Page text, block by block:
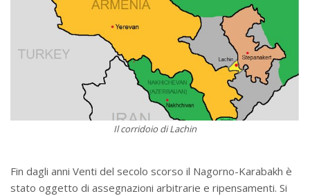
Il corridoio di Lachin
Fin dagli anni Venti del secolo scorso il Nagorno-Karabakh è
stato oggetto di assegnazioni arbitrarie e ripensamenti. Si